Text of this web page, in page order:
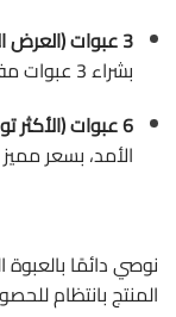
3 عبوات (العرض الاقتصادي)
بشراء 3 عبوات مفردة.
6 عبوات (الأكثر توفيرًا)
الأمد، بسعر
نوصي دائمًا
المنتج بانتظام